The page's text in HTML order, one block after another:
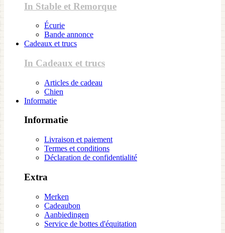
In Stable et Remorque
Écurie
Bande annonce
Cadeaux et trucs
In Cadeaux et trucs
Articles de cadeau
Chien
Informatie
Informatie
Livraison et paiement
Termes et conditions
Déclaration de confidentialité
Extra
Merken
Cadeaubon
Aanbiedingen
Service de bottes d'équitation